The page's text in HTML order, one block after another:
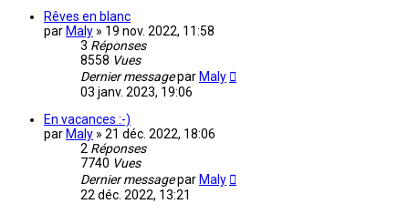
Rêves en blanc
par Maly » 19 nov. 2022, 11:58
3 Réponses
8558 Vues
Dernier messagepar Maly
03 janv. 2023, 19:06
En vacances :-)
par Maly » 21 déc. 2022, 18:06
2 Réponses
7740 Vues
Dernier messagepar Maly
22 déc. 2022, 13:21